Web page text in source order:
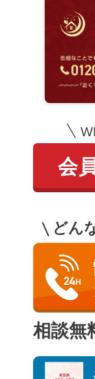
会
どん
相談無